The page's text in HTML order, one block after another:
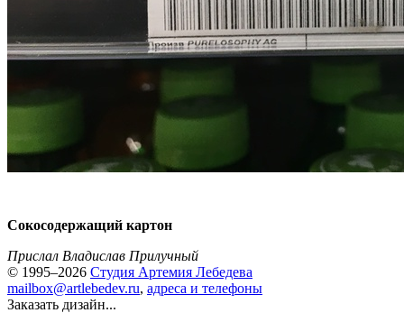
Сокосодержащий картон
Прислал Владислав Прилучный
© 1995–2026 Студия Артемия Лебедева
mailbox@artlebedev.ru, адреса и телефоны
Заказать дизайн...